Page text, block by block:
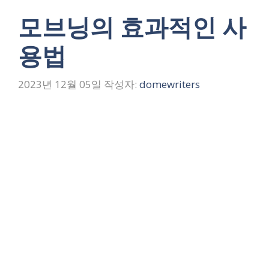
모브닝의 효과적인 사
용법
2023년 12월 05일 작성자: domewriters